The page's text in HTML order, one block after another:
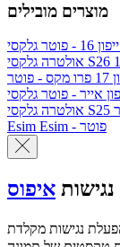
מוצרים מובילים
16 - פוטר
אולטרה
אייר - פוטר
אולטרה
Esim
Esim - פוטר
נגישות איפוס
נגישות מקלדת